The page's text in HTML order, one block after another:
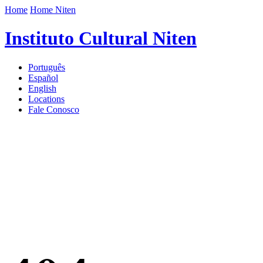
Home Home Niten
Instituto Cultural Niten
Português
Español
English
Locations
Fale Conosco